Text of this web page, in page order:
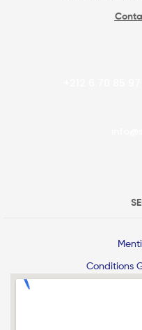
+212 6 70 85
Conditions